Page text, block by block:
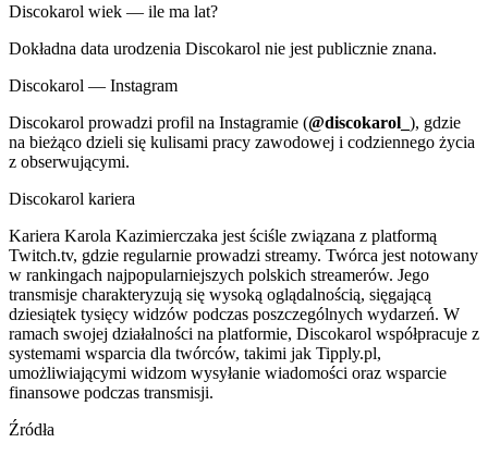
Discokarol wiek — ile ma lat?
Dokładna data urodzenia Discokarol nie jest publicznie znana.
Discokarol — Instagram
Discokarol prowadzi profil na Instagramie (@discokarol_ ), gdzie
na bieżąco dzieli się kulisami pracy zawodowej i codziennego życia
z obserwującymi.
Discokarol kariera
Kariera Karola Kazimierczaka jest ściśle związana z platformą
Twitch.tv, gdzie regularnie prowadzi streamy. Twórca jest notowany
w rankingach najpopularniejszych polskich streamerów. Jego
transmisje charakteryzują się wysoką oglądalnością, sięgającą
dziesiątek tysięcy widzów podczas poszczególnych wydarzeń. W
ramach swojej działalności na platformie, Discokarol współpracuje z
systemami wsparcia dla twórców, takimi jak Tipply.pl,
umożliwiającymi widzom wysyłanie wiadomości oraz wsparcie
finansowe podczas transmisji.
Źródła